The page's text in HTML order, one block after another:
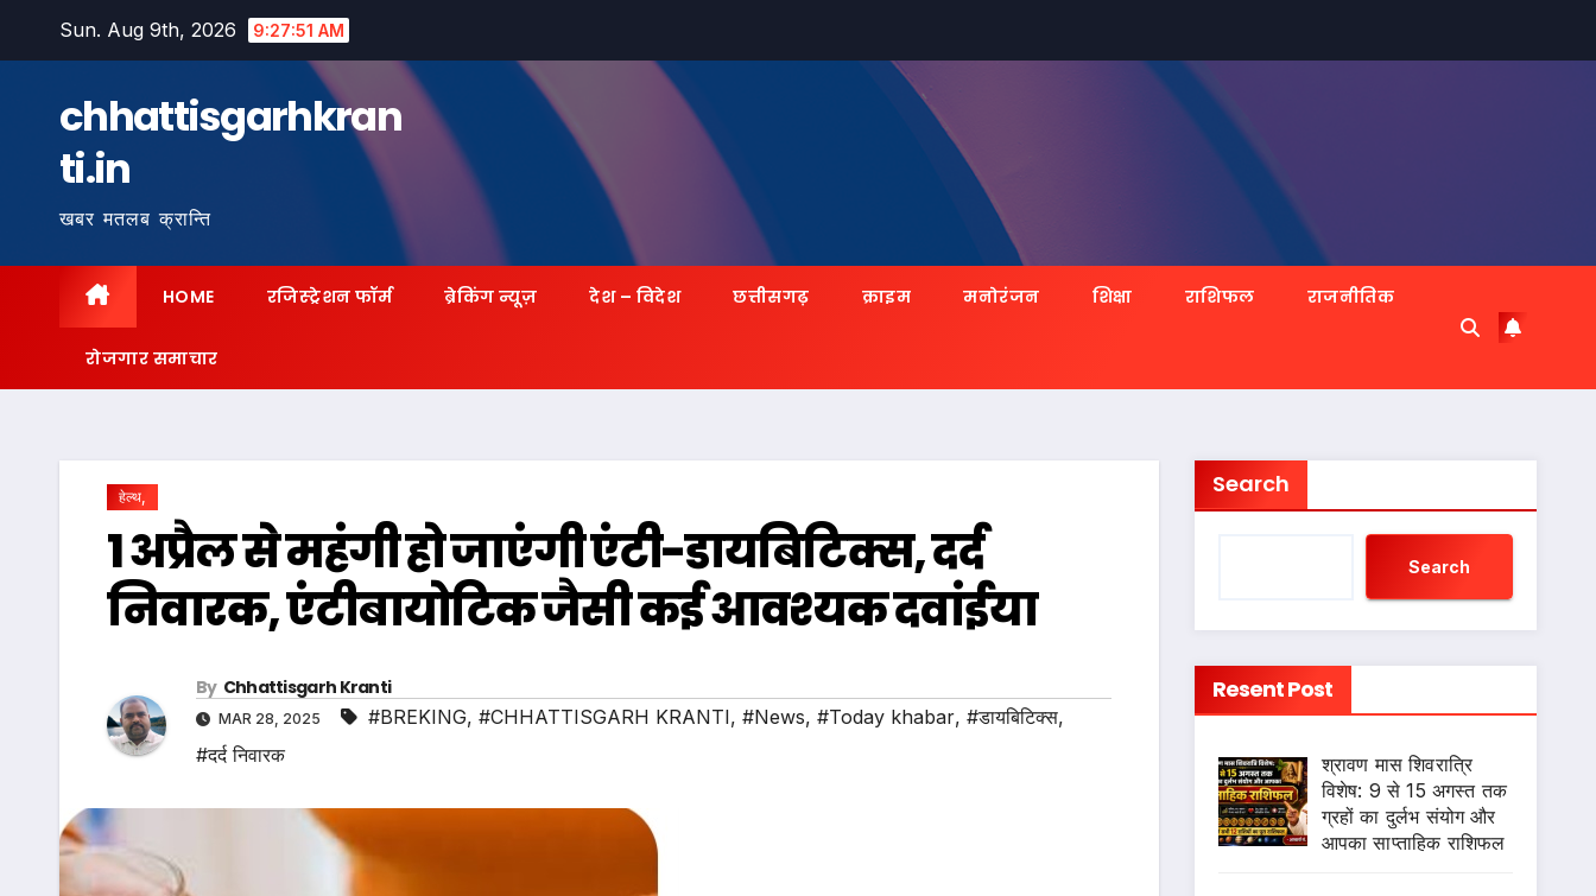
Sun. Aug 9th, 2026 9:27:52 AM
chhattisgarhkran
ti.in
खबर मतलब क्रान्ति
HOME रजिस्ट्रेशन फॉर्म ब्रेकिंग न्यूज़ देश – विदेश छत्तीसगढ़ क्राइम मनोरंजन शिक्षा राशिफल राजनीतिक
रोजगार समाचार
हेल्थ,
1 अप्रैल से महंगी हो जाएंगी एंटी-डायबिटिक्स, दर्द
निवारक, एंटीबायोटिक जैसी कई आवश्यक दवांईया
By Chhattisgarh Kranti
MAR 28, 2025 #BREKING, #CHHATTISGARH KRANTI, #News, #Today khabar, #डायबिटिक्स,
#दर्द निवारक
Search
Search
Resent Post
श्रावण मास शिवरात्रि
विशेष: 9 से 15 अगस्त तक
ग्रहों का दुर्लभ संयोग और
आपका साप्ताहिक राशिफल